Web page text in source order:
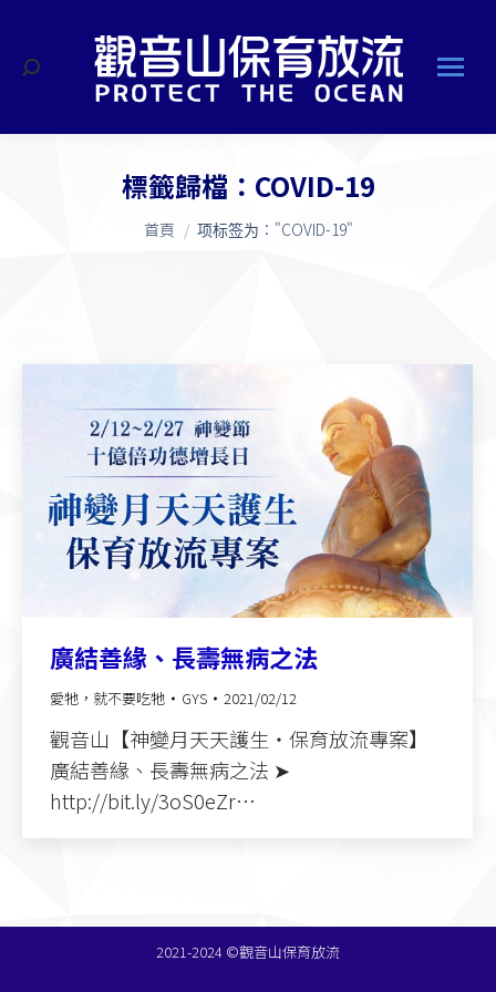
搜
標籤歸檔： COVID-19
您在這裡：
首頁 项标签为："COVID-19"
廣結善緣、長壽無病之法
愛牠，就不要吃牠 GYS 2021/02/12
觀音山【神變月天天護生‧保育放流專案】
廣結善緣、長壽無病之法 ➤
http://bit.ly/3oS0eZr…
2021-2024 ©觀音山保育放流